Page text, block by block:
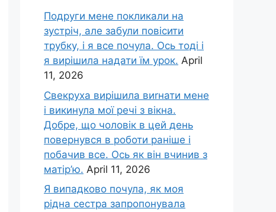
Подруги мене покликали на
зустріч, але забули повісити
трубку, і я все почула. Ось тоді і
я вирішила надати їм урок. April
11, 2026
Свекруха вирішила виrнати мене
і викинула мої речі з вікна.
Добре, що чоловік в цей день
повернувся в роботи раніше і
побачив все. Ось як він вчинив з
матір’ю. April 11, 2026
Я випадково почула, як моя
рідна сестра запропонувала